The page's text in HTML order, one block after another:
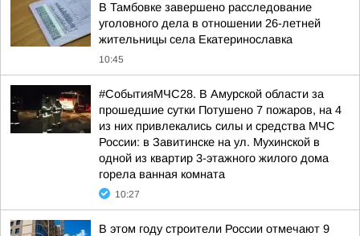
В Тамбовке завершено расследование
уголовного дела в отношении 26-летней
жительницы села Екатеринославка
10:45
#СобытияМЧС28. В Амурской области за
прошедшие сутки Потушено 7 пожаров, на 4
из них привлекались силы и средства МЧС
России: в Завитинске на ул. Мухинской в
одной из квартир 3-этажного жилого дома
горела ванная комната
10:27
В этом году строители России отмечают 9